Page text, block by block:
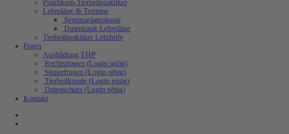
Praktikum-Tierheilpraktiker
Lehrpläne & Termine
Seminardatenbank
Datenbank Lehrpläne
Tierheilpraktiker Lehrhöfe
Foren
Ausbildung THP
Rechtsfragen (Login nötig)
Steuerfragen (Login nötig)
Tierheilkunde (Login nötig)
Datenschutz (Login nötig)
Kontakt